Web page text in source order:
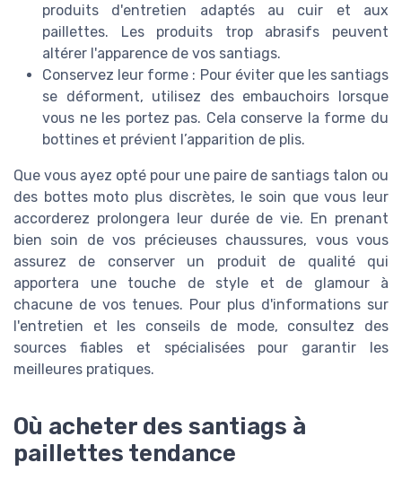
produits d'entretien adaptés au cuir et aux
paillettes. Les produits trop abrasifs peuvent
altérer l'apparence de vos santiags.
Conservez leur forme : Pour éviter que les santiags
se déforment, utilisez des embauchoirs lorsque
vous ne les portez pas. Cela conserve la forme du
bottines et prévient l’apparition de plis.
Que vous ayez opté pour une paire de santiags talon ou
des bottes moto plus discrètes, le soin que vous leur
accorderez prolongera leur durée de vie. En prenant
bien soin de vos précieuses chaussures, vous vous
assurez de conserver un produit de qualité qui
apportera une touche de style et de glamour à
chacune de vos tenues. Pour plus d'informations sur
l'entretien et les conseils de mode, consultez des
sources fiables et spécialisées pour garantir les
meilleures pratiques.
Où acheter des santiags à
paillettes tendance